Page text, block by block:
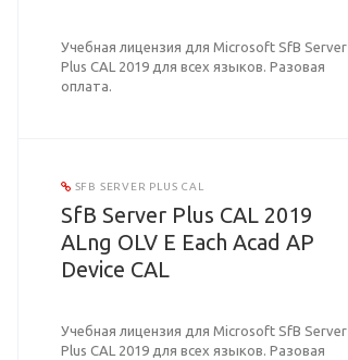
Учебная лицензия для Microsoft SfB Server
Plus CAL 2019 для всех языков. Разовая
оплата.
SFB SERVER PLUS CAL
SfB Server Plus CAL 2019
ALng OLV E Each Acad AP
Device CAL
Учебная лицензия для Microsoft SfB Server
Plus CAL 2019 для всех языков. Разовая